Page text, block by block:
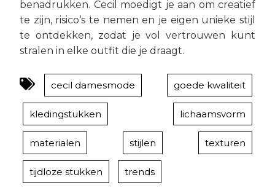
benadrukken. Cecil moedigt je aan om creatief
te zijn, risico’s te nemen en je eigen unieke stijl
te ontdekken, zodat je vol vertrouwen kunt
stralen in elke outfit die je draagt.
cecil damesmode goede kwaliteit
kledingstukken lichaamsvorm
materialen stijlen texturen
tijdloze stukken trends